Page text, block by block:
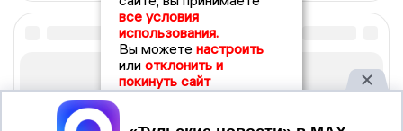
все условия
использования.
Вы можете настроить
или отклонить и
покинуть сайт
Принять